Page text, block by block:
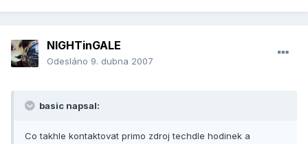
NIGHTinGALE
Odesláno 9. dubna 2007
basic napsal:
Co takhle kontaktovat primo zdroj techdle hodinek a